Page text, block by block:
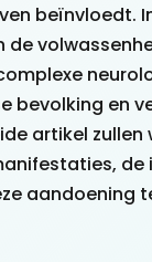
beïnvloedt.
bevolking en
artikel
aandoening